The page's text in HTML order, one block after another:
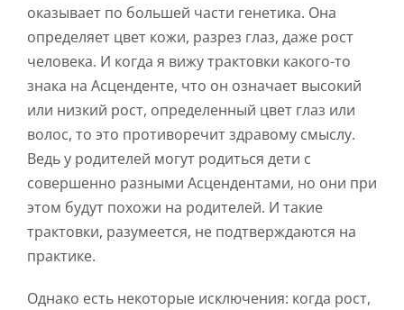
оказывает по большей части генетика. Она
определяет цвет кожи, разрез глаз, даже рост
человека. И когда я вижу трактовки какого-то
знака на Асценденте, что он означает высокий
или низкий рост, определенный цвет глаз или
волос, то это противоречит здравому смыслу.
Ведь у родителей могут родиться дети с
совершенно разными Асцендентами, но они при
этом будут похожи на родителей. И такие
трактовки, разумеется, не подтверждаются на
практике.
Однако есть некоторые исключения: когда рост,